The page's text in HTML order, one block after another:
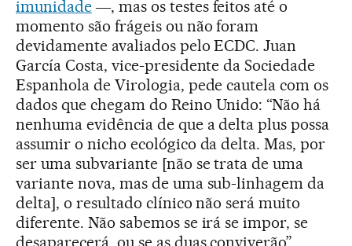
imunidade―, mas os testes feitos até o
momento são frágeis ou não foram
devidamente avaliados pelo ECDC. Juan
García Costa, vice-presidente da Sociedade
Espanhola de Virologia, pede cautela com os
dados que chegam do Reino Unido: “Não há
nenhuma evidência de que a delta plus possa
assumir o nicho ecológico da delta. Mas, por
ser uma subvariante [não se trata de uma
variante nova, mas de uma sub-linhagem da
delta], o resultado clínico não será muito
diferente. Não sabemos se irá se impor, se
desaparecerá, ou se as duas conviverão”.